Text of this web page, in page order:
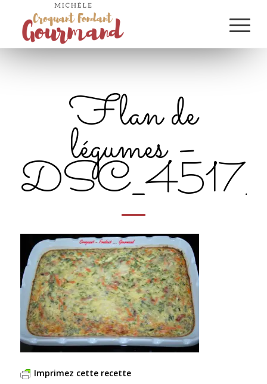
Flan de
légumes –
Imprimez cette recette